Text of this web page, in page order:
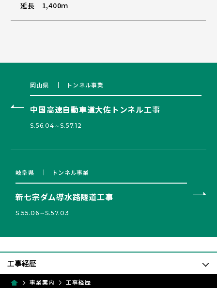
延長 1,400ｍ
岡山県 トンネル事業
中国高速自動車道大佐トンネル工事
S.56.04～S.57.12
岐阜県 トンネル事業
新七宗ダム導水路隧道工事
S.55.06～S.57.03
事業案内 工事経歴